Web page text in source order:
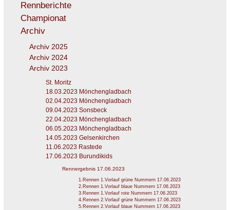
Rennberichte
Championat
Archiv
Archiv 2025
Archiv 2024
Archiv 2023
St. Moritz
18.03.2023 Mönchengladbach
02.04.2023 Mönchengladbach
09.04.2023 Sonsbeck
22.04.2023 Mönchengladbach
06.05.2023 Mönchengladbach
14.05.2023 Gelsenkirchen
11.06.2023 Rastede
17.06.2023 Burundikids
Rennergebnis 17.06.2023
1.Rennen 1.Vorlauf grüne Nummern 17.06.2023
2.Rennen 1.Vorlauf blaue Nummern 17.06.2023
3.Rennen 1.Vorlauf rote Nummern 17.06.2023
4.Rennen 2.Vorlauf grüne Nummern 17.06.2023
5.Rennen 2.Vorlauf blaue Nummern 17.06.2023